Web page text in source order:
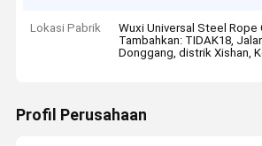
Lokasi Pabrik
Wuxi Universal Steel Rope
Tambahkan: TIDAK18,
Donggang, distrik Xishan,
Profil Perusahaan